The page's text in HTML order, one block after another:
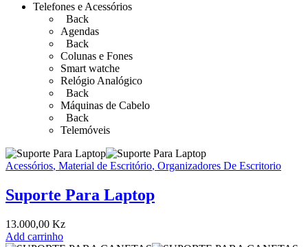
Telefones e Acessórios
Back
Agendas
Back
Colunas e Fones
Smart watche
Relógio Analógico
Back
Máquinas de Cabelo
Back
Telemóveis
Acessórios, Material de Escritório, Organizadores De Escritorio
Suporte Para Laptop
13.000,00 Kz
Add carrinho